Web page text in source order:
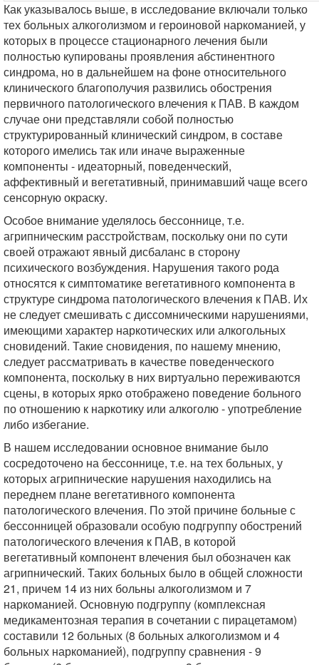
Как указывалось выше, в исследование включали только
тех больных алкоголизмом и героиновой наркоманией, у
которых в процессе стационарного лечения были
полностью купированы проявления абстинентного
синдрома, но в дальнейшем на фоне относительного
клинического благополучия развились обострения
первичного патологического влечения к ПАВ. В каждом
случае они представляли собой полностью
структурированный клинический синдром, в составе
которого имелись так или иначе выраженные
компоненты - идеаторный, поведенческий,
аффективный и вегетативный, принимавший чаще всего
сенсорную окраску.
Особое внимание уделялось бессоннице, т.е.
агрипническим расстройствам, поскольку они по сути
своей отражают явный дисбаланс в сторону
психического возбуждения. Нарушения такого рода
относятся к симптоматике вегетативного компонента в
структуре синдрома патологического влечения к ПАВ. Их
не следует смешивать с диссомническими нарушениями,
имеющими характер наркотических или алкогольных
сновидений. Такие сновидения, по нашему мнению,
следует рассматривать в качестве поведенческого
компонента, поскольку в них виртуально переживаются
сцены, в которых ярко отображено поведение больного
по отношению к наркотику или алкоголю - употребление
либо избегание.
В нашем исследовании основное внимание было
сосредоточено на бессоннице, т.е. на тех больных, у
которых агрипнические нарушения находились на
переднем плане вегетативного компонента
патологического влечения. По этой причине больные с
бессонницей образовали особую подгруппу обострений
патологического влечения к ПАВ, в которой
вегетативный компонент влечения был обозначен как
агрипнический. Таких больных было в общей сложности
21, причем 14 из них больны алкоголизмом и 7
наркоманией. Основную подгруппу (комплексная
медикаментозная терапия в сочетании с пирацетамом)
составили 12 больных (8 больных алкоголизмом и 4
больных наркоманией), подгруппу сравнения - 9